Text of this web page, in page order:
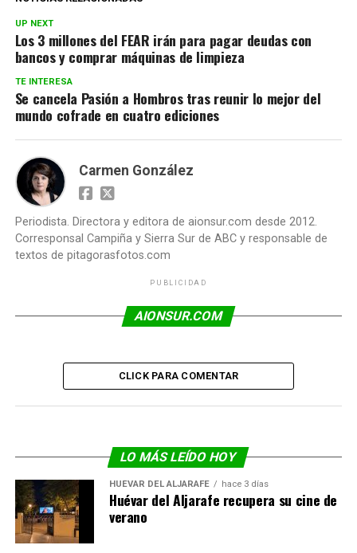
UP NEXT
Los 3 millones del FEAR irán para pagar deudas con
bancos y comprar máquinas de limpieza
TE INTERESA
Se cancela Pasión a Hombros tras reunir lo mejor del
mundo cofrade en cuatro ediciones
Carmen González
Periodista. Directora y editora de aionsur.com desde 2012.
Corresponsal Campiña y Sierra Sur de ABC y responsable de
textos de pitagorasfotos.com
PUBLICIDAD
AIONSUR.COM
CLICK PARA COMENTAR
LO MÁS LEÍDO HOY
HUÉVAR DEL ALJARAFE hace 3 días
Huévar del Aljarafe recupera su cine de
verano